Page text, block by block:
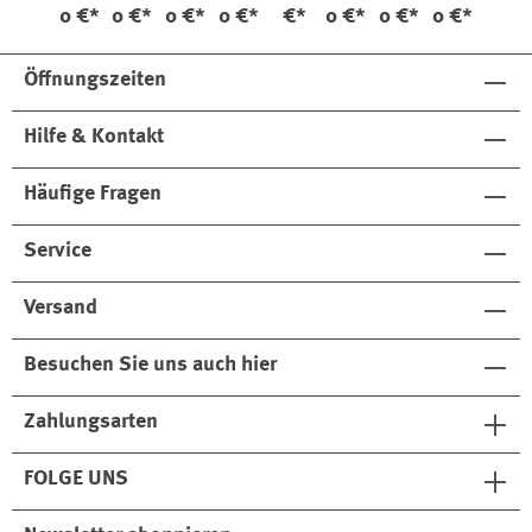
as
0 €*
80995
0 €*
ldorn
0 €*
80995
0 €*
Schm
€*
0 €*
0 €*
lnaht
0 €*
Öffnungszeiten
Hilfe & Kontakt
Häufige Fragen
Service
Versand
Besuchen Sie uns auch hier
Zahlungsarten
FOLGE UNS